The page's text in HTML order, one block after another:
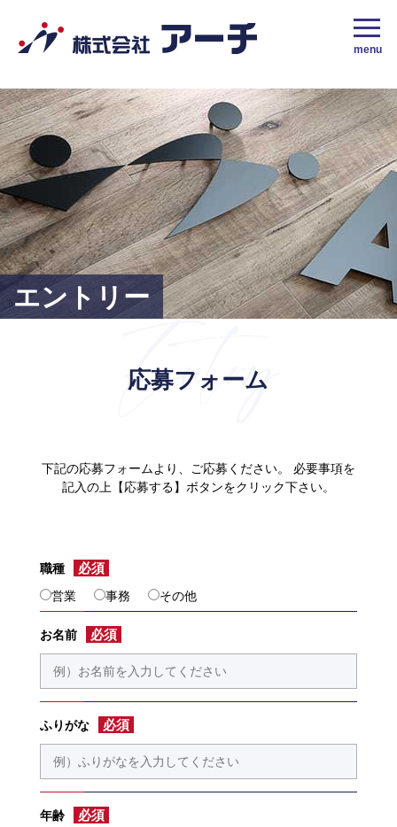
menu
エントリー
応募フォーム
下記の応募フォームより、ご応募ください。 必要事項を
記入の上【応募する】ボタンをクリック下さい。
職種 必須
営業 事務 その他
お名前 必須
ふりがな 必須
年齢 必須